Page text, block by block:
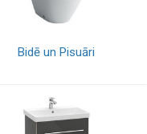
Bidē un Pisuāri